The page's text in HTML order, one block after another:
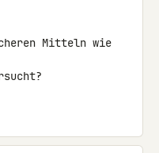
Mitteln wie